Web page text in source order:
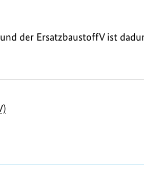
der ErsatzbaustoffV ist